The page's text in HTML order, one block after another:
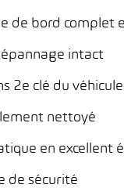
de bord complet
intact
2e clé du véhicule
nettoyé
en excellent
de sécurité